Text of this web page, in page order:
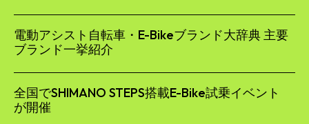
電動アシスト自転車・E-Bikeブランド大辞典 主要
ブランド一挙紹介
全国でSHIMANO STEPS搭載E-Bike試乗イベント
が開催